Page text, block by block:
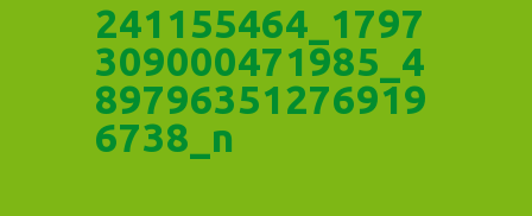
241155464_1797
309000471985_4
89796351276919
6738_n